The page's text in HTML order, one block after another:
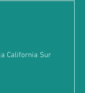
California Sur